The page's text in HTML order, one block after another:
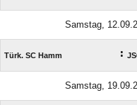
Samstag,
Türk. SC Hamm :
Samstag,